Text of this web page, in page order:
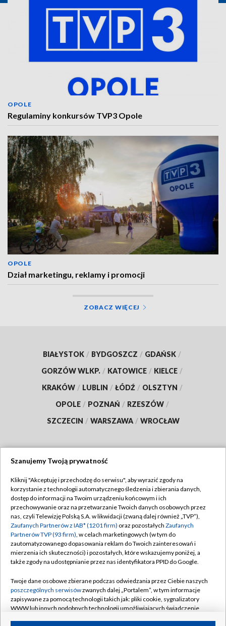
OPOLE
Regulaminy konkursów TVP3 Opole
OPOLE
Dział marketingu, reklamy i promocji
ZOBACZ WIĘCEJ
BIAŁYSTOK / BYDGOSZCZ / GDAŃSK /
GORZÓW WLKP. / KATOWICE / KIELCE /
KRAKÓW / LUBLIN / ŁÓDŹ / OLSZTYN /
OPOLE / POZNAŃ / RZESZÓW /
SZCZECIN / WARSZAWA / WROCŁAW
TVP
Abonament TVP
Emisja w TVP
Centrum informacji TVP
Naziemna Telewizja Cyfrowa
Rada Programowa
System NOS
Informacje o nadawcy
Regulamin TVP
Polityka prywatności
Moje zgody
Pomoc
Kontakt
Kanały
Szanujemy Twoją prywatność
Kliknij "Akceptuję i przechodzę do serwisu", aby wyrazić zgody na
korzystanie z technologii automatycznego śledzenia i zbierania danych,
dostęp do informacji na Twoim urządzeniu końcowym i ich
przechowywanie oraz na przetwarzanie Twoich danych osobowych przez
nas, czyli Telewizję Polską S.A. w likwidacji (zwaną dalej również „TVP”),
Zaufanych Partnerów z IAB* (1201 firm) oraz pozostałych Zaufanych
Partnerów TVP (93 firm), w celach marketingowych (w tym do
zautomatyzowanego dopasowania reklam do Twoich zainteresowań i
mierzenia ich skuteczności) i pozostałych, które wskazujemy poniżej, a
także zgody na udostępnianie przez nas identyfikatora PPID do Google.
Twoje dane osobowe zbierane podczas odwiedzania przez Ciebie naszych
poszczególnych serwisówzwanych dalej „Portalem”, w tym informacje
zapisywane za pomocą technologii takich jak: pliki cookie, sygnalizatory
WWW lub innych podobnych technologii umożliwiających świadczenie